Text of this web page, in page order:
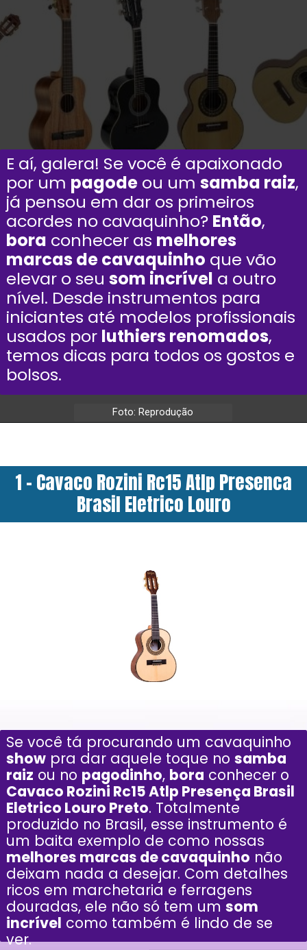
E aí, galera! Se você é apaixonado
por um pagodeou um samba raiz,
já pensou em dar os primeiros
acordes no cavaquinho? Então,
bora conhecer as melhores
marcas de cavaquinho que vão
elevar o seu som incrível a outro
nível. Desde instrumentos para
iniciantes até modelos profissionais
usados por luthiers renomados,
temos dicas para todos os gostos e
bolsos.
Foto: Reprodução
1 - Cavaco Rozini Rc15 Atlp Presenca
Brasil Eletrico Louro
Se você tá procurando um cavaquinho
showpra dar aquele toque no samba
raiz ou no pagodinho, bora conhecer o
Cavaco Rozini Rc15 Atlp Presença Brasil
Eletrico Louro Preto. Totalmente
produzido no Brasil, esse instrumento é
um baita exemplo de como nossas
melhores marcas de cavaquinho não
deixam nada a desejar. Com detalhes
ricos em marchetaria e ferragens
douradas, ele não só tem um som
incrível como também é lindo de se
ver.